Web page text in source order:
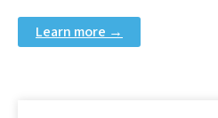
Learn more →